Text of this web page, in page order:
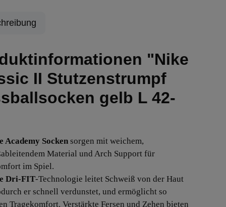
"Nike
II Stutzenstrumpf
gelb L 42-
Academy Socken sorgen mit weichem,
Material und Arch Support für
im Spiel.
Dri-FIT-Technologie leitet Schweiß von der Haut
er schnell verdunstet, und ermöglicht so
Tragekomfort. Verstärkte Fersen und Zehen bieten